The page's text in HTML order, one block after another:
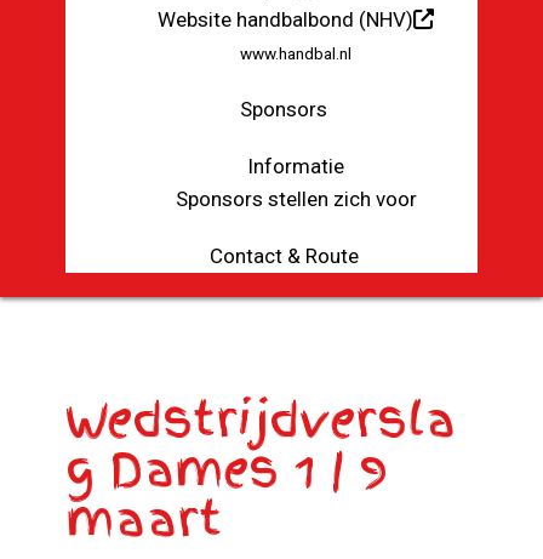
Website handbalbond (NHV)
www.handbal.nl
Sponsors
Informatie
Sponsors stellen zich voor
Contact & Route
Wedstrijdversla
g Dames 1 | 9
maart